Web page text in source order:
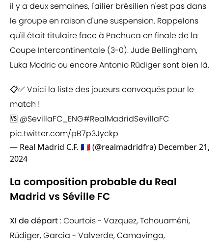
il y a deux semaines, l'ailier brésilien n'est pas dans
le groupe en raison d'une suspension. Rappelons
qu'il était titulaire face à Pachuca en finale de la
Coupe Intercontinentale (3-0). Jude Bellingham,
Luka Modric ou encore Antonio Rüdiger sont bien là.
📋✅ Voici la liste des joueurs convoqués pour le
match !
🆚 @SevillaFC_ENG#RealMadridSevillaFC
pic.twitter.com/pB7p3Jyckp
— Real Madrid C.F. 🇫🇷 (@realmadridfra) December 21,
2024
La composition probable du Real
Madrid vs Séville FC
XI de départ: Courtois - Vazquez, Tchouaméni,
Rüdiger, Garcia - Valverde, Camavinga,